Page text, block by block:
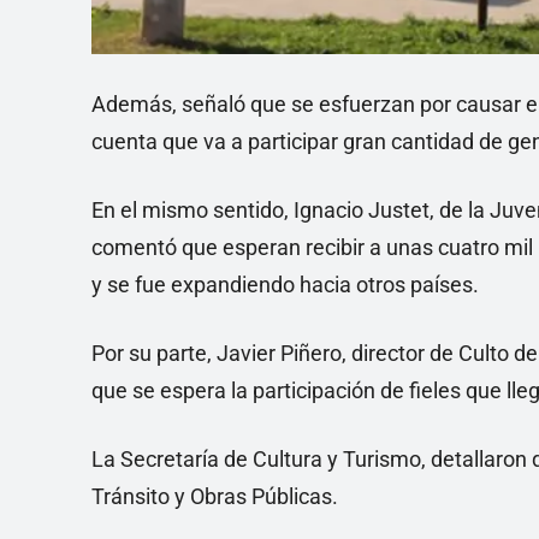
Además, señaló que se esfuerzan por causar
cuenta que va a participar gran cantidad de
En el mismo sentido, Ignacio Justet, de la
comentó que esperan recibir a unas cuatro
y se fue expandiendo hacia otros países.
Por su parte, Javier Piñero, director de Culto
que se espera la participación de fieles que
La Secretaría de Cultura y Turismo,
Tránsito y Obras Públicas.